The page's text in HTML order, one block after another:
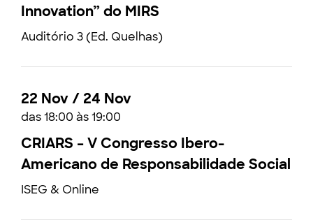
Innovation” do MIRS
Auditório 3 (Ed. Quelhas)
22 Nov / 24 Nov
das 18:00 às 19:00
CRIARS – V Congresso Ibero-
Americano de Responsabilidade Social
ISEG & Online